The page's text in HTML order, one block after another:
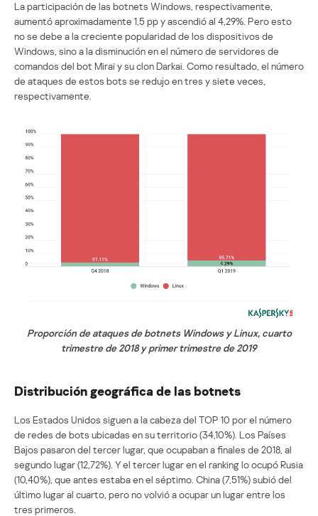
La participación de las botnets Windows, respectivamente,
aumentó aproximadamente 1,5 pp y ascendió al 4,29%. Pero esto
no se debe a la creciente popularidad de los dispositivos de
Windows, sino a la disminución en el número de servidores de
comandos del bot Mirai y su clon Darkai. Como resultado, el número
de ataques de estos bots se redujo en tres y siete veces,
respectivamente.
Proporción de ataques de botnets Windows y Linux, cuarto
trimestre de 2018 y primer trimestre de 2019
Distribución geográfica de las botnets
Los Estados Unidos siguen a la cabeza del TOP 10 por el número
de redes de bots ubicadas en su territorio (34,10%). Los Países
Bajos pasaron del tercer lugar, que ocupaban a finales de 2018, al
segundo lugar (12,72%). Y el tercer lugar en el ranking lo ocupó Rusia
(10,40%), que antes estaba en el séptimo. China (7,51%) subió del
último lugar al cuarto, pero no volvió a ocupar un lugar entre los
tres primeros.